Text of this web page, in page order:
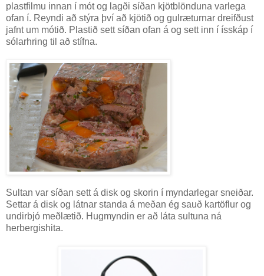
plastfilmu innan í mót og lagði síðan kjötblönduna varlega
ofan í. Reyndi að stýra því að kjötið og gulræturnar dreifðust
jafnt um mótið. Plastið sett síðan ofan á og sett inn í ísskáp í
sólarhring til að stífna.
Sultan var síðan sett á disk og skorin í myndarlegar sneiðar.
Settar á disk og látnar standa á meðan ég sauð kartöflur og
undirbjó meðlætið. Hugmyndin er að láta sultuna ná
herbergishita.